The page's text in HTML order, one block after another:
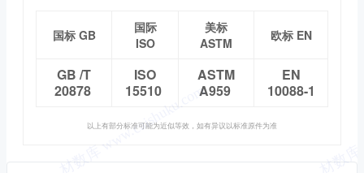
国标 GB
国际
ISO
美标
ASTM
欧标 EN
GB /T
20878
ISO
15510
ASTM
A959
EN
10088-1
以上有部分标准可能为近似等效，如有异议以标准原件为准